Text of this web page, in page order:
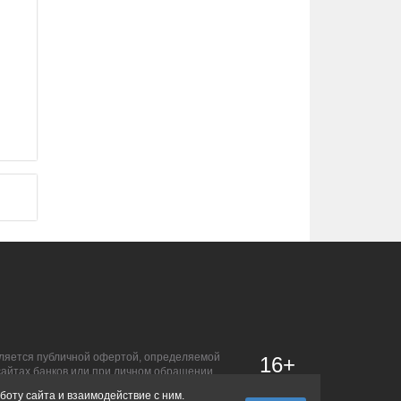
публичной офертой, определяемой
банков или при личном обращении.
16+
сайта и взаимодействие с ним.